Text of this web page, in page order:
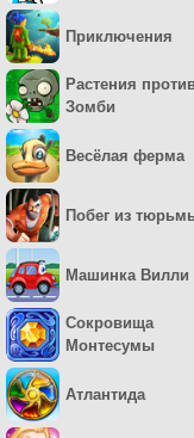
Приключения
Растения
Зомби
Весёлая ферма
Побег из
Машинка Вилли
Сокровища
Монтесумы
Атлантида